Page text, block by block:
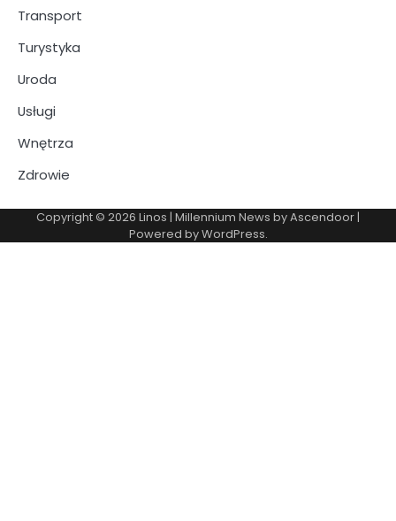
Transport
Turystyka
Uroda
Usługi
Wnętrza
Zdrowie
Copyright © 2026 Linos | Millennium News byAscendoor|
Powered byWordPress.